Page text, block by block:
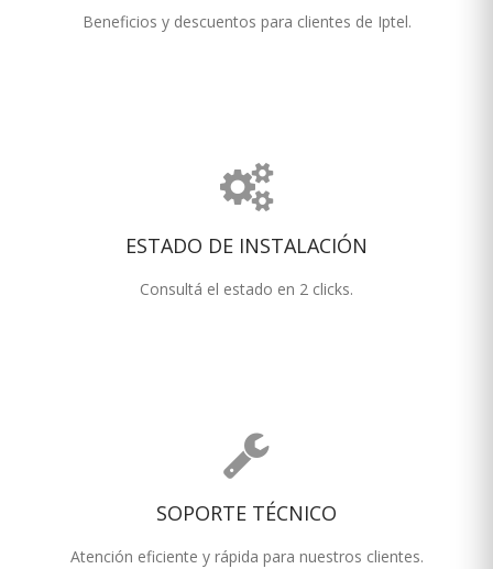
Beneficios y descuentos para clientes de Iptel.
ESTADO DE INSTALACIÓN
Consultá el estado en 2 clicks.
SOPORTE TÉCNICO
Atención eficiente y rápida para nuestros clientes.